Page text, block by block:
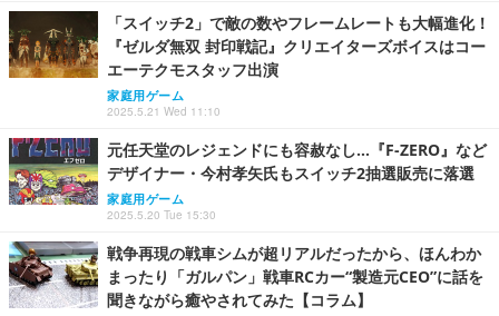
「スイッチ2」で敵の数やフレームレートも大幅進化！
『ゼルダ無双 封印戦記』クリエイターズボイスはコー
エーテクモスタッフ出演
家庭用ゲーム
2025.5.21 Wed 11:10
元任天堂のレジェンドにも容赦なし…『F-ZERO』など
デザイナー・今村孝矢氏もスイッチ2抽選販売に落選
家庭用ゲーム
2025.5.20 Tue 15:30
戦争再現の戦車シムが超リアルだったから、ほんわか
まったり「ガルパン」戦車RCカー“製造元CEO”に話を
聞きながら癒やされてみた【コラム】